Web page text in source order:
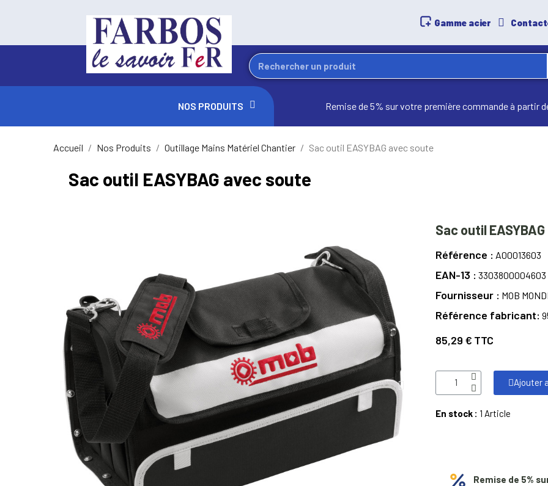
Gamme acier
NOS PRODUITS Remise de 5% sur votre première commande à partir
Accueil Nos Produits Outillage Mains Matériel Chantier Sac outil EASYBAG avec soute
Sac outil EASYBAG avec soute
Sac outil
Référence A00013603
EAN-13 3303800004603
Fournisseur MOB
Référence fabricant
85,29 € TTC
Ajouter
En stock : 1 Article
Remise de 5%